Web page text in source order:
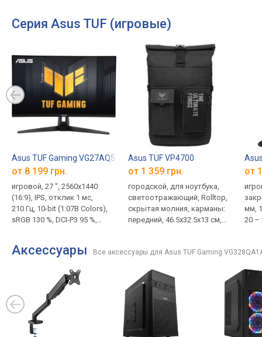
Серия Asus TUF (игровые)
Asus TUF Gaming VG27AQ5A
от 8 199 грн.
игровой, 27 ", 2560x1440
(16:9), IPS, отклик 1 мс,
210 Гц, 10-bit (1.07B Colors),
sRGB 130 %, DCI-P3 95 %,
Adaptive-Sync, HDR, TÜV
Asus TUF VP4700
от 1 359 грн.
городской, для ноутбука,
светоотражающий, Rolltop,
скрытая молния, карманы:
передний, 46.5x32.5x13 см,
от
мм,
20 –
Аксессуары Все аксессуары для Asus TUF Gaming